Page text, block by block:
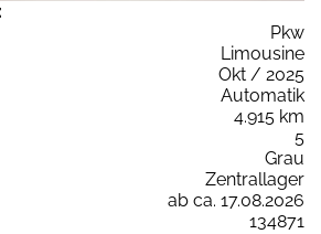
Pkw
Limousine
Okt / 2025
Automatik
4.915 km
5
Grau
Zentrallager
ab ca. 17.08.2026
134871